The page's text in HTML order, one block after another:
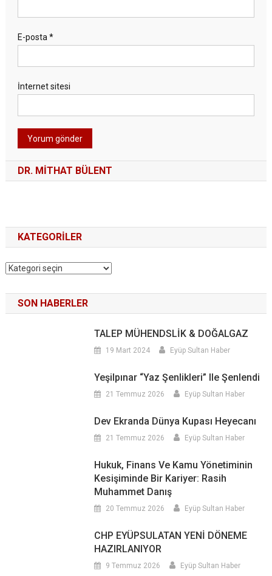
E-posta*
İnternet sitesi
DR. MITHAT BÜLENT
KATEGORILER
Kategoriler
SON HABERLER
TALEP MÜHENDSLİK & DOĞALGAZ
19 Mart 2024 Eyüp Sultan Haber
Yeşilpınar “Yaz Şenlikleri” Ile Şenlendi
21 Temmuz 2026 Eyüp Sultan Haber
Dev Ekranda Dünya Kupası Heyecanı
21 Temmuz 2026 Eyüp Sultan Haber
Hukuk, Finans Ve Kamu Yönetiminin
Kesişiminde Bir Kariyer: Rasih
Muhammet Danış
20 Temmuz 2026 Eyüp Sultan Haber
CHP EYÜPSULATAN YENİ DÖNEME
HAZIRLANIYOR
9 Temmuz 2026 Eyüp Sultan Haber